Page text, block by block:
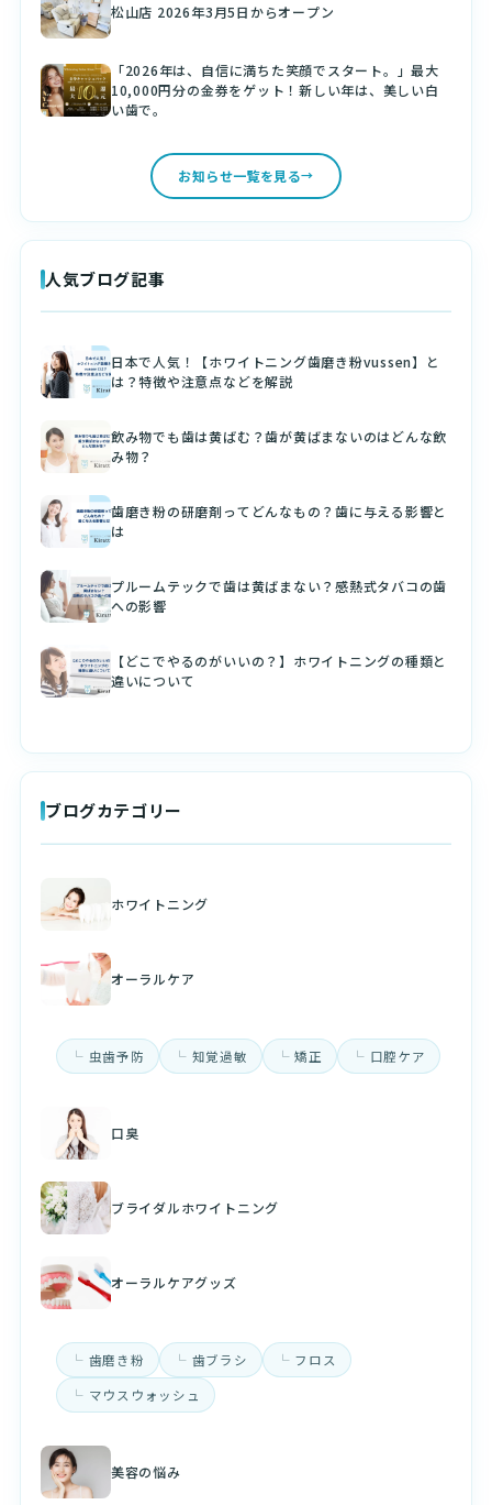
松山店 2026年3月5日からオープン
「2026年は、自信に満ちた笑顔でスタート。」最大
10,000円分の金券をゲット！新しい年は、美しい白
い歯で。
お知らせ一覧を見る
人気ブログ記事
日本で人気！【ホワイトニング歯磨き粉vussen】と
は？特徴や注意点などを解説
飲み物でも歯は黄ばむ？歯が黄ばまないのはどんな飲
み物？
歯磨き粉の研磨剤ってどんなもの？歯に与える影響と
は
プルームテックで歯は黄ばまない？感熱式タバコの歯
への影響
【どこでやるのがいいの？】ホワイトニングの種類と
違いについて
ブログカテゴリー
ホワイトニング
オーラルケア
虫歯予防 知覚過敏 矯正 口腔ケア
口臭
ブライダルホワイトニング
オーラルケアグッズ
歯磨き粉 歯ブラシ
フロス
マウスウォッシュ
美容の悩み